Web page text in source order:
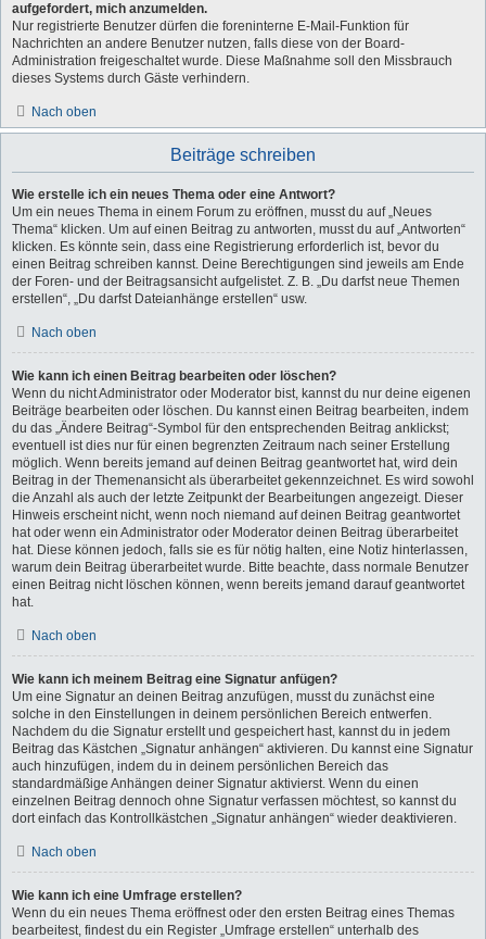
aufgefordert, mich anzumelden.
Nur registrierte Benutzer dürfen die foreninterne E-Mail-Funktion für
Nachrichten an andere Benutzer nutzen, falls diese von der Board-
Administration freigeschaltet wurde. Diese Maßnahme soll den Missbrauch
dieses Systems durch Gäste verhindern.
Nach oben
Beiträge schreiben
Wie erstelle ich ein neues Thema oder eine Antwort?
Um ein neues Thema in einem Forum zu eröffnen, musst du auf „Neues
Thema“ klicken. Um auf einen Beitrag zu antworten, musst du auf „Antworten“
klicken. Es könnte sein, dass eine Registrierung erforderlich ist, bevor du
einen Beitrag schreiben kannst. Deine Berechtigungen sind jeweils am Ende
der Foren- und der Beitragsansicht aufgelistet. Z. B. „Du darfst neue Themen
erstellen“, „Du darfst Dateianhänge erstellen“ usw.
Nach oben
Wie kann ich einen Beitrag bearbeiten oder löschen?
Wenn du nicht Administrator oder Moderator bist, kannst du nur deine eigenen
Beiträge bearbeiten oder löschen. Du kannst einen Beitrag bearbeiten, indem
du das „Ändere Beitrag“-Symbol für den entsprechenden Beitrag anklickst;
eventuell ist dies nur für einen begrenzten Zeitraum nach seiner Erstellung
möglich. Wenn bereits jemand auf deinen Beitrag geantwortet hat, wird dein
Beitrag in der Themenansicht als überarbeitet gekennzeichnet. Es wird sowohl
die Anzahl als auch der letzte Zeitpunkt der Bearbeitungen angezeigt. Dieser
Hinweis erscheint nicht, wenn noch niemand auf deinen Beitrag geantwortet
hat oder wenn ein Administrator oder Moderator deinen Beitrag überarbeitet
hat. Diese können jedoch, falls sie es für nötig halten, eine Notiz hinterlassen,
warum dein Beitrag überarbeitet wurde. Bitte beachte, dass normale Benutzer
einen Beitrag nicht löschen können, wenn bereits jemand darauf geantwortet
hat.
Nach oben
Wie kann ich meinem Beitrag eine Signatur anfügen?
Um eine Signatur an deinen Beitrag anzufügen, musst du zunächst eine
solche in den Einstellungen in deinem persönlichen Bereich entwerfen.
Nachdem du die Signatur erstellt und gespeichert hast, kannst du in jedem
Beitrag das Kästchen „Signatur anhängen“ aktivieren. Du kannst eine Signatur
auch hinzufügen, indem du in deinem persönlichen Bereich das
standardmäßige Anhängen deiner Signatur aktivierst. Wenn du einen
einzelnen Beitrag dennoch ohne Signatur verfassen möchtest, so kannst du
dort einfach das Kontrollkästchen „Signatur anhängen“ wieder deaktivieren.
Nach oben
Wie kann ich eine Umfrage erstellen?
Wenn du ein neues Thema eröffnest oder den ersten Beitrag eines Themas
bearbeitest, findest du ein Register „Umfrage erstellen“ unterhalb des